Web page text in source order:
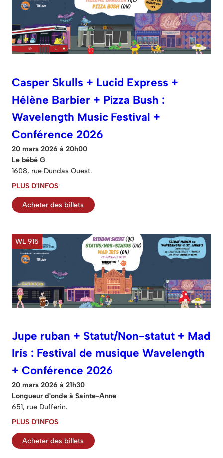
Casper Skulls + Lucid Express +
Hélène Barbier + Pizza Bush :
Wavelength Music Festival +
Conférence 2026
20 mars 2026 à 20h00
Le bébé G
1608, rue Dundas Ouest.
PLUS D'INFOS
Acheter des billets
WL 915
Jupe ruban + Statut/Non-statut + Mad
Iris : Festival de musique Wavelength
+ Conférence 2026
20 mars 2026 à 21h30
Longueur d'onde à Sainte-Anne
651, rue Dufferin.
PLUS D'INFOS
Acheter des billets